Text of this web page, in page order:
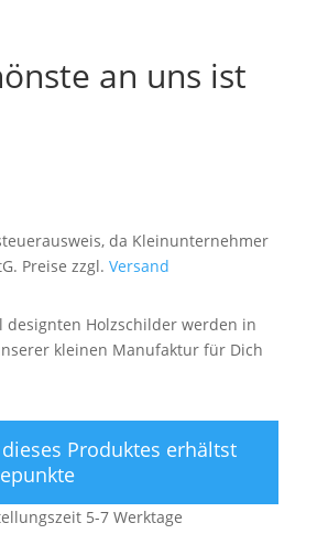
an uns ist
€.
da Kleinunternehmer
Preise zzgl. Versand
designten Holzschilder werden in
kleinen Manufaktur für Dich
Produktes erhältst
5-7 Werktage